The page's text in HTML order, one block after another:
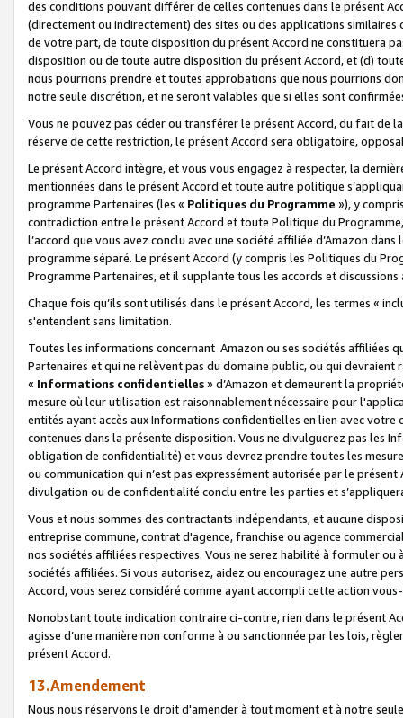
des conditions pouvant différer de celles contenues dans le présent
(directement ou indirectement) des sites ou des applications
de votre part, de toute disposition du présent Accord ne constituera
disposition ou de toute autre disposition du présent Accord, et (d)
nous pourrions prendre et toutes approbations que nous pourrions
notre seule discrétion, et ne seront valables que si elles sont
Vous ne pouvez pas céder ou transférer le présent Accord, du fait de
réserve de cette restriction, le présent Accord sera obligatoire,
Le présent Accord intègre, et vous vous engagez à respecter, la
mentionnées dans le présent Accord et toute autre politique
programme Partenaires (les « Politiques du Programme »), y
contradiction entre le présent Accord et toute Politique du
l’accord que vous avez conclu avec une société affiliée d’Amazon
programme séparé. Le présent Accord (y compris les Politiques du
Programme Partenaires, et il supplante tous les accords et discussions
Chaque fois qu’ils sont utilisés dans le présent Accord, les termes «
s'entendent sans limitation.
Toutes les informations concernant Amazon ou ses sociétés affiliées
Partenaires et qui ne relèvent pas du domaine public, ou qui
« Informations confidentielles» d’Amazon et demeurent la
mesure où leur utilisation est raisonnablement nécessaire pour
entités ayant accès aux Informations confidentielles en lien avec
contenues dans la présente disposition. Vous ne divulguerez pas les
obligation de confidentialité) et vous devrez prendre toutes les
ou communication qui n’est pas expressément autorisée par le
divulgation ou de confidentialité conclu entre les parties et
Vous et nous sommes des contractants indépendants, et aucune
entreprise commune, contrat d'agence, franchise ou agence
nos sociétés affiliées respectives. Vous ne serez habilité à formuler
sociétés affiliées. Si vous autorisez, aidez ou encouragez une autre
Accord, vous serez considéré comme ayant accompli cette action
Nonobstant toute indication contraire ci-contre, rien dans le présent
agisse d’une manière non conforme à ou sanctionnée par les lois,
présent Accord.
13.Amendement
Nous nous réservons le droit d'amender à tout moment et à notre